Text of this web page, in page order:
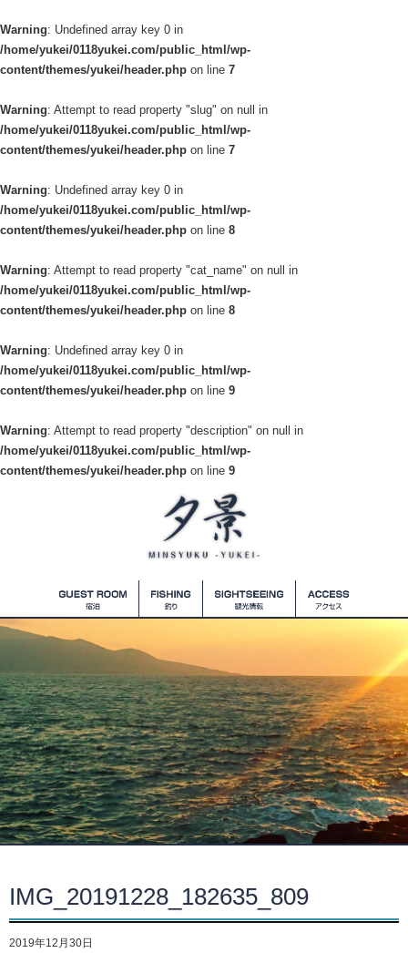
Warning: Undefined array key 0 in
/home/yukei/0118yukei.com/public_html/wp-
content/themes/yukei/header.php on line 7
Warning: Attempt to read property "slug" on null in
/home/yukei/0118yukei.com/public_html/wp-
content/themes/yukei/header.php on line 7
Warning: Undefined array key 0 in
/home/yukei/0118yukei.com/public_html/wp-
content/themes/yukei/header.php on line 8
Warning: Attempt to read property "cat_name" on null in
/home/yukei/0118yukei.com/public_html/wp-
content/themes/yukei/header.php on line 8
Warning: Undefined array key 0 in
/home/yukei/0118yukei.com/public_html/wp-
content/themes/yukei/header.php on line 9
Warning: Attempt to read property "description" on null in
/home/yukei/0118yukei.com/public_html/wp-
content/themes/yukei/header.php on line 9
IMG_20191228_182635_809
2019年12月30日